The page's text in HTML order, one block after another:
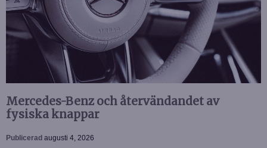
Mercedes-Benz och återvändandet av
fysiska knappar
Publicerad augusti 4, 2026